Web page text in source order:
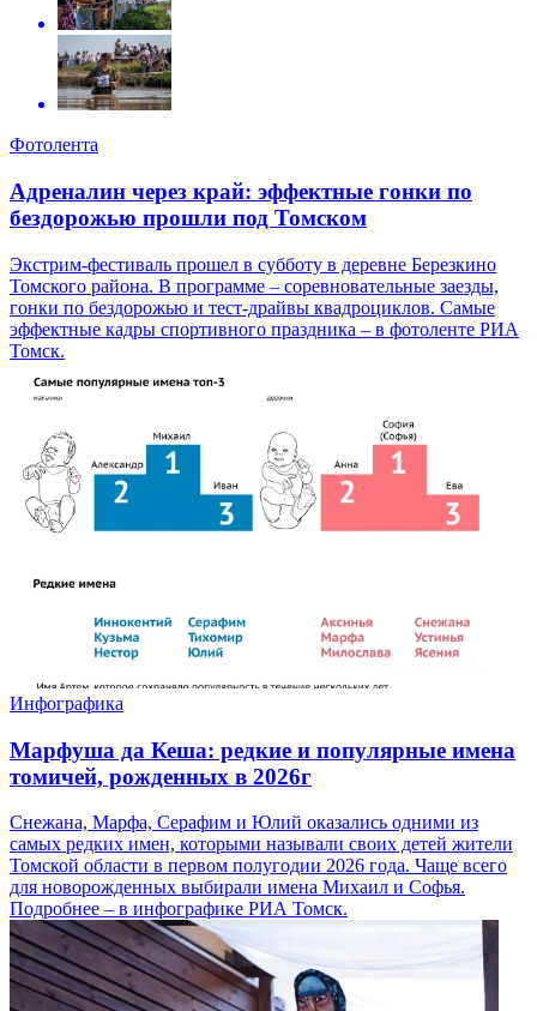
Фотолента
Адреналин через край: эффектные гонки по
бездорожью прошли под Томском
Экстрим-фестиваль прошел в субботу в деревне Березкино
Томского района. В программе – соревновательные заезды,
гонки по бездорожью и тест-драйвы квадроциклов. Самые
эффектные кадры спортивного праздника – в фотоленте РИА
Томск.
Инфографика
Марфуша да Кеша: редкие и популярные имена
томичей, рожденных в 2026г
Снежана, Марфа, Серафим и Юлий оказались одними из
самых редких имен, которыми называли своих детей жители
Томской области в первом полугодии 2026 года. Чаще всего
для новорожденных выбирали имена Михаил и Софья.
Подробнее – в инфографике РИА Томск.